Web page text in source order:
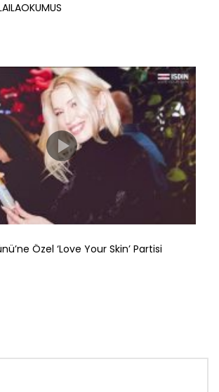
Özel ‘Love Your Skin’ Partisi